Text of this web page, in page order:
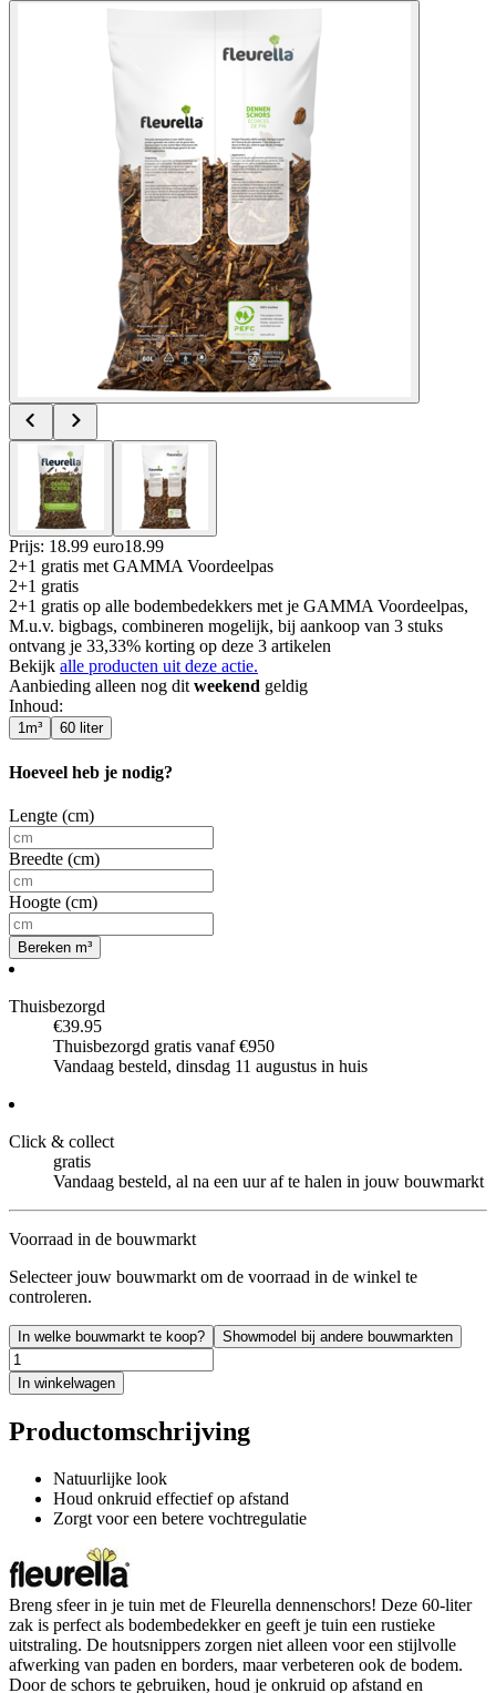
Prijs: 18.99 euro18.99
2+1 gratis met GAMMA Voordeelpas
2+1 gratis
2+1 gratis op alle bodembedekkers met je GAMMA Voordeelpas,
M.u.v. bigbags, combineren mogelijk, bij aankoop van 3 stuks
ontvang je 33,33% korting op deze 3 artikelen
Bekijk alle producten uit deze actie.
Aanbieding alleen nog dit weekend geldig
Inhoud:
1m³ 60 liter
Hoeveel heb je nodig?
Lengte (cm)
Breedte (cm)
Hoogte (cm)
Bereken m³
Thuisbezorgd
€39.95
Thuisbezorgd gratis vanaf €950
Vandaag besteld, dinsdag 11 augustus in huis
Click & collect
gratis
Vandaag besteld, al na een uur af te halen in jouw bouwmarkt
Voorraad in de bouwmarkt
Selecteer jouw bouwmarkt om de voorraad in de winkel te
controleren.
In welke bouwmarkt te koop? Showmodel bij andere bouwmarkten
In winkelwagen
Productomschrijving
Natuurlijke look
Houd onkruid effectief op afstand
Zorgt voor een betere vochtregulatie
Breng sfeer in je tuin met de Fleurella dennenschors! Deze 60-liter
zak is perfect als bodembedekker en geeft je tuin een rustieke
uitstraling. De houtsnippers zorgen niet alleen voor een stijlvolle
afwerking van paden en borders, maar verbeteren ook de bodem.
Door de schors te gebruiken, houd je onkruid op afstand en